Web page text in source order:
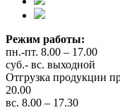
Режим работы:
пн.-пт. 8.00 – 17.00
суб.- вс. выходной
Отгрузка продукции
20.00
вс. 8.00 – 17.30